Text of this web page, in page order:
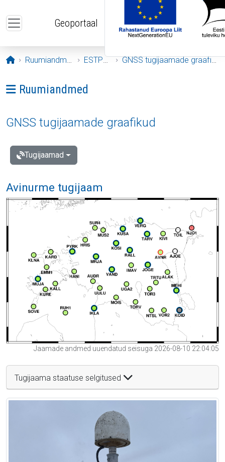
Geoportaal
Avaleht
Ruumiandmed ESTPOS GNSS tugijaamade graafikud
Ava menüü: Ruumiandmed
Ruumiandmed
GNSS tugijaamade graafikud
Tugijaamad
Avinurme tugijaam
Jaamade andmed uuendatud seisuga 2026-08-10 22:04:05
Tugijaama staatuse selgitused